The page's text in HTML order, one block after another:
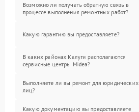
Возможно ли получать обратную связь в
процессе выполнения ремонтных работ?
Какую гарантию вы предоставляете?
В каких районах Калуги располагаются
сервисные центры Midea?
Выполняете ли вы ремонт для юридических
лиц?
Какую документацию вы предоставляете